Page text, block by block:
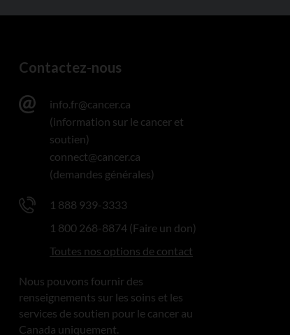
Contactez-nous
info.fr@cancer.ca
(information sur le cancer et
soutien)
connect@cancer.ca
(demandes générales)
1 888 939-3333
1 800 268-8874 (Faire un don)
Toutes nos options de contact
Nous pouvons fournir des
renseignements sur les soins et les
services de soutien pour le cancer au
Canada uniquement.